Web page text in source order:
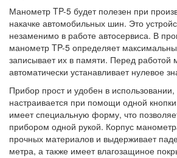
Манометр TP-5 будет полезен при
накачке автомобильных шин. Это
незаменимо в работе автосервиса. В
манометр TP-5 определяет
записывает их в памяти. Перед работой
автоматически устанавливает нулевое
Прибор прост и удобен в
настраивается при помощи одной
имеет специальную форму, что
прибором одной рукой. Корпус
прочных материалов и выдерживает
метра, а также имеет влагозащиное